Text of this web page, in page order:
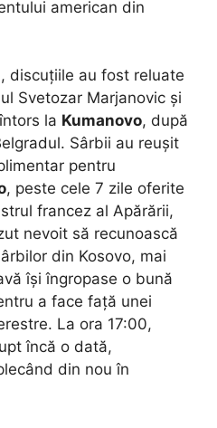
american din
discuțiile au fost reluate
Svetozar Marjanovic și
la Kumanovo, după
Sârbii au reușit
pentru
, peste cele 7 zile oferite
francez al Apărării,
nevoit să recunoască
din Kosovo, mai
își îngropase o bună
a face față unei
La ora 17:00,
încă o dată,
din nou în